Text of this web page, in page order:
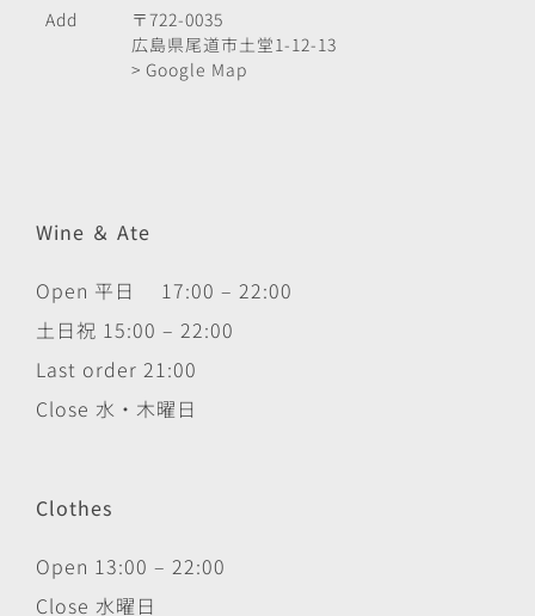
Add
〒722-0035
広島県尾道市土堂1-12-13
> Google Map
Wine ＆ Ate
Open 平日 17:00 – 22:00
土日祝 15:00 – 22:00
Last order 21:00
Close 水・木曜日
Clothes
Open 13:00 – 22:00
Close 水曜日